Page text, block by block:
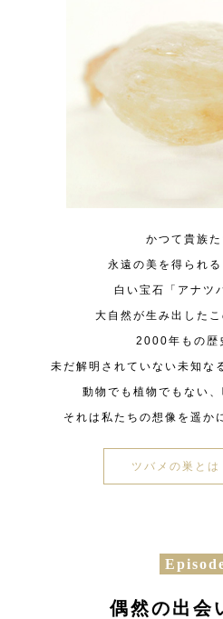
かつて貴族た
永遠の美を得られ
白い宝石「アナツ
大自然が生み出したこ
2000年もの歴
未だ解明されていない未知な
動物でも植物でもない、
それは私たちの想像を遥か
ツバメの巣とは
偶然の出会